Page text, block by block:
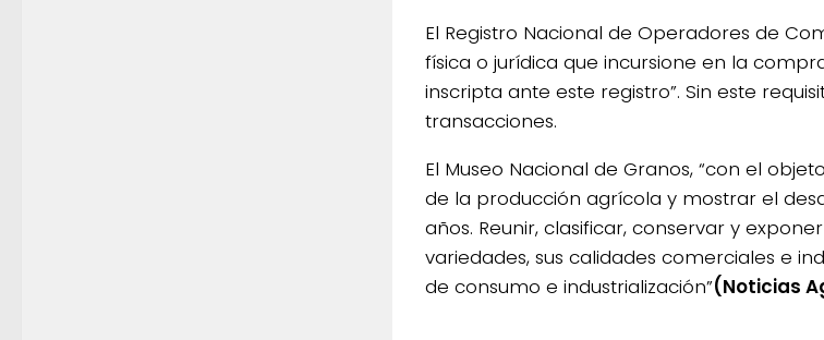
El Registro Nacional de Operadores de
física o jurídica que incursione en la
inscripta ante este registro”. Sin este
transacciones.
El Museo Nacional de Granos, “con el
de la producción agrícola y mostrar el
años. Reunir, clasificar, conservar y
variedades, sus calidades comerciales e
de consumo e industrialización”(Noticias